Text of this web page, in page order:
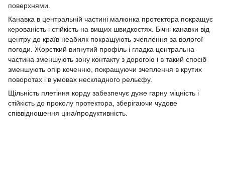
поверхнями.
Канавка в центральній частині малюнка протектора покращує
керованість і стійкість на вищих швидкостях. Бічні канавки від
центру до країв неабияк покращують зчеплення за вологої
погоди. Жорсткий вигнутий профіль і гладка центральна
частина зменшують зону контакту з дорогою і в такий спосіб
зменшують опір коченню, покращуючи зчеплення в крутих
поворотах і в умовах нескладного рельєфу.
Щільність плетіння корду забезпечує дуже гарну міцність і
стійкість до проколу протектора, зберігаючи чудове
співвідношення ціна/продуктивність.